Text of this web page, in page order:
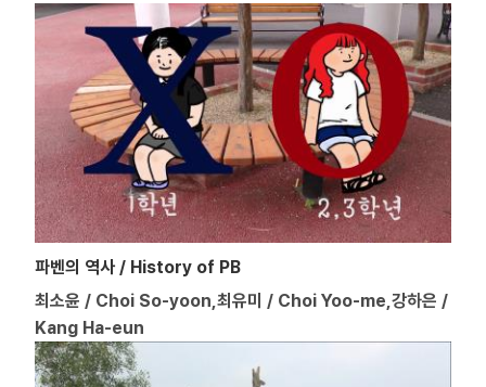
파벤의 역사 / History of PB
최소윤 / Choi So-yoon,최유미 / Choi Yoo-me,강하은 /
Kang Ha-eun